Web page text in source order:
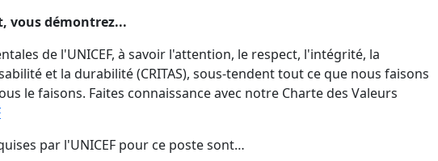
vous démontrez...
de l'UNICEF, à savoir l'attention, le respect, l'intégrité, la
et la durabilité (CRITAS), sous-tendent tout ce que nous faisons
le faisons. Faites connaissance avec notre Charte des Valeurs
par l'UNICEF pour ce poste sont…